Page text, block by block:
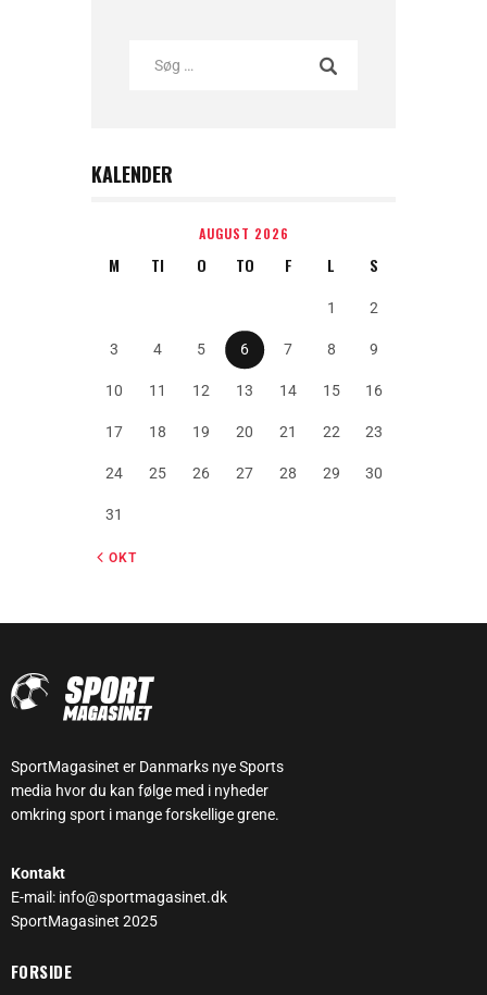
KALENDER
AUGUST 2026
M TI O TO F L S
1 2
3 4 5 6 7 8 9
10 11 12 13 14 15 16
17 18 19 20 21 22 23
24 25 26 27 28 29 30
31
« OKT
SportMagasinet er Danmarks nye Sports
media hvor du kan følge med i nyheder
omkring sport i mange forskellige grene.
Kontakt
E-mail: info@sportmagasinet.dk
SportMagasinet 2025
FORSIDE